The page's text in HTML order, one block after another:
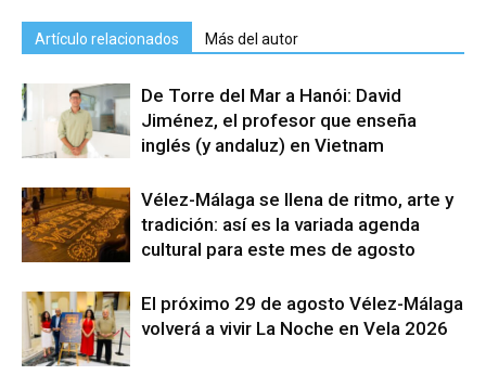
Artículo relacionados Más del autor
De Torre del Mar a Hanói: David
Jiménez, el profesor que enseña
inglés (y andaluz) en Vietnam
Vélez-Málaga se llena de ritmo, arte y
tradición: así es la variada agenda
cultural para este mes de agosto
El próximo 29 de agosto Vélez-Málaga
volverá a vivir La Noche en Vela 2026